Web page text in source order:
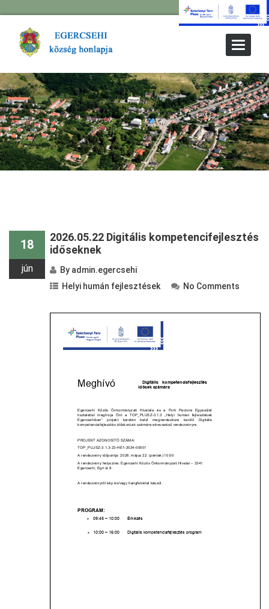
Toggle
18
jún
2026.05.22 Digitális kompetencifejlesztés
időseknek
By admin.egercsehi
Helyi humán fejlesztések
No Comments